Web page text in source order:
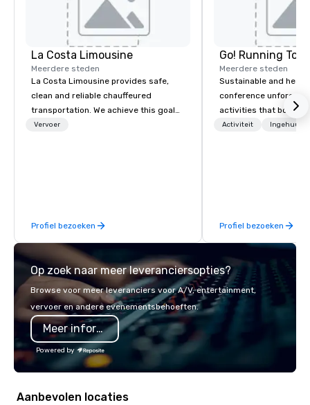
La Costa Limousine
Meerdere steden
La Costa Limousine provides safe,
clean and reliable chauffeured
transportation. We achieve this goal
with highly trained chauffeurs, the
late model luxury vehicles to the
highly experienced and professional
team of chauffeurs and support staff;
you will know quality when you travel
with La Costa Limousine.
Vervoer
Profiel bezoeken
Go! Running
Meerdere steden
Sustainable and
conference
activities that boost
lower carbon
Activiteit
Profiel bezoeken
Op zoek naar meer leveranciersopties?
Browse voor meer leveranciers voor A/V, entertainment,
vervoer en andere evenementsbehoeften.
Meer informatie
Powered by
Aanbevolen locaties